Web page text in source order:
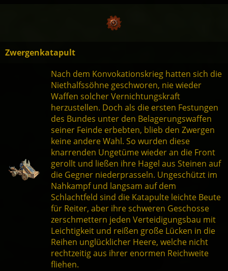
Zwergenkatapult
Nach dem Konvokationskrieg hatten sich die
Niethalfssöhne geschworen, nie wieder
Waffen solcher Vernichtungskraft
herzustellen. Doch als die ersten Festungen
des Bundes unter den Belagerungswaffen
seiner Feinde erbebten, blieb den Zwergen
keine andere Wahl. So wurden diese
knarrenden Ungetüme wieder an die Front
gerollt und ließen ihre Hagel aus Steinen auf
die Gegner niederprasseln. Ungeschützt im
Nahkampf und langsam auf dem
Schlachtfeld sind die Katapulte leichte Beute
für Reiter, aber ihre schweren Geschosse
zerschmettern jeden Verteidigungsbau mit
Leichtigkeit und reißen große Lücken in die
Reihen unglücklicher Heere, welche nicht
rechtzeitig aus ihrer enormen Reichweite
fliehen.